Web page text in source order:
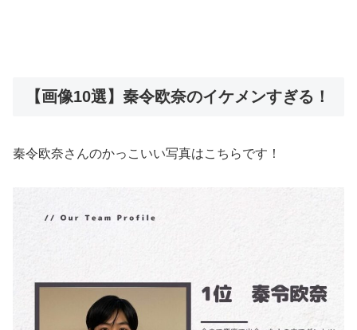
【画像10選】秦令欧奈のイケメンすぎる！
秦令欧奈さんのかっこいい写真はこちらです！